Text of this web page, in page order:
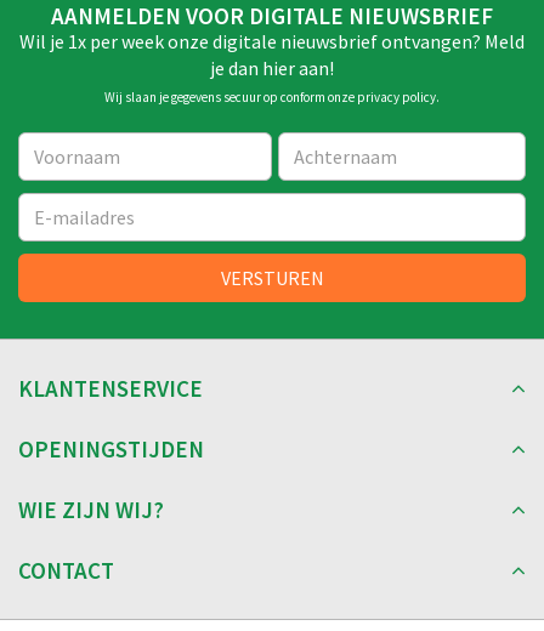
AANMELDEN VOOR DIGITALE NIEUWSBRIEF
Wil je 1x per week onze digitale nieuwsbrief ontvangen? Meld
je dan hier aan!
Wij slaan je gegevens secuur op conform onze privacy policy.
KLANTENSERVICE
OPENINGSTIJDEN
WIE ZIJN WIJ?
CONTACT